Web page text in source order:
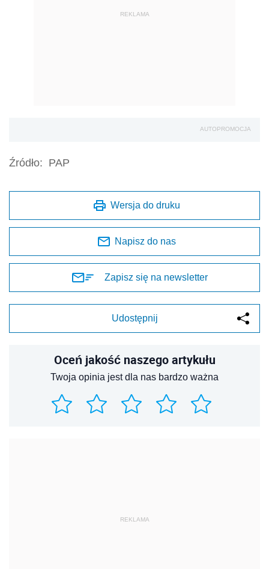
REKLAMA
AUTOPROMOCJA
Źródło: PAP
Wersja do druku
Napisz do nas
Zapisz się na newsletter
Udostępnij
Oceń jakość naszego artykułu
Twoja opinia jest dla nas bardzo ważna
REKLAMA